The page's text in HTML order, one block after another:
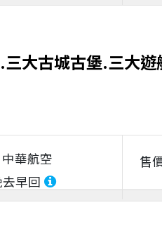
大古城古堡.三大
中華航空
去早回
售